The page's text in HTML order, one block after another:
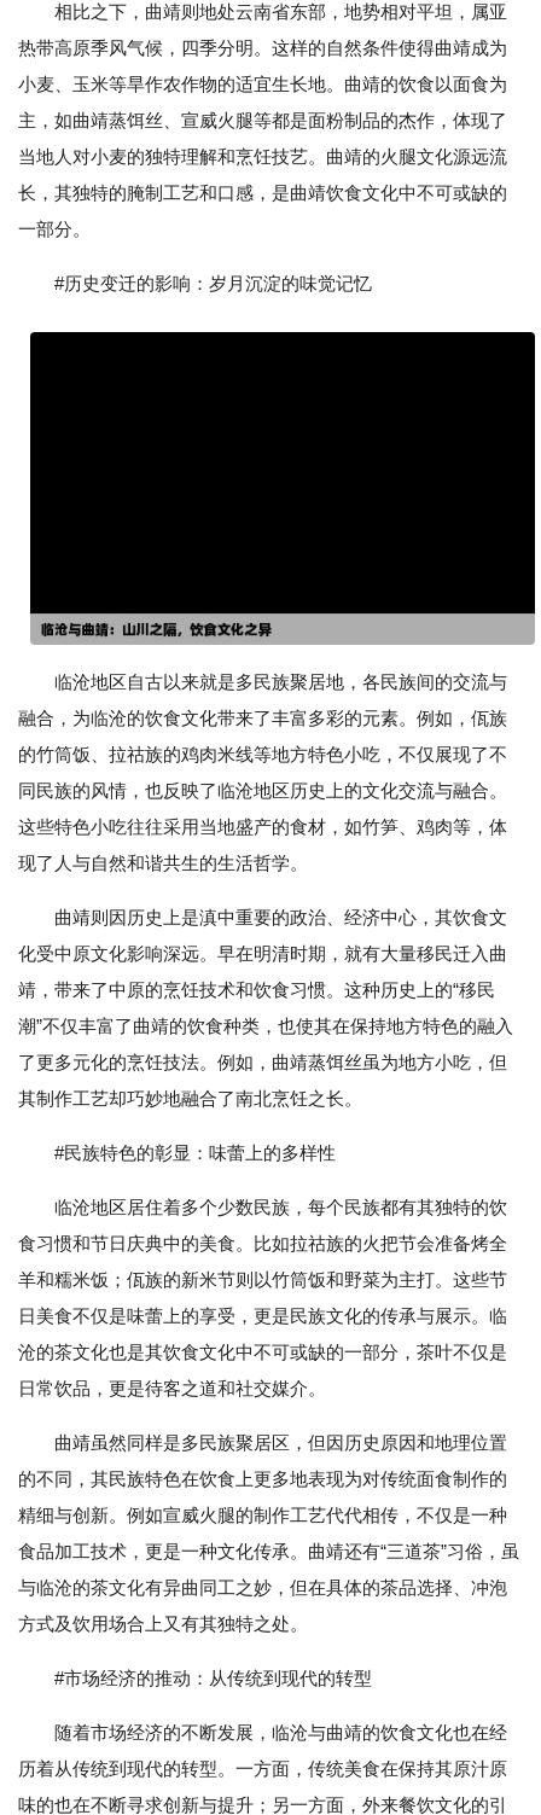
相比之下，曲靖则地处云南省东部，地势相对平坦，属亚
热带高原季风气候，四季分明。这样的自然条件使得曲靖成为
小麦、玉米等旱作农作物的适宜生长地。曲靖的饮食以面食为
主，如曲靖蒸饵丝、宣威火腿等都是面粉制品的杰作，体现了
当地人对小麦的独特理解和烹饪技艺。曲靖的火腿文化源远流
长，其独特的腌制工艺和口感，是曲靖饮食文化中不可或缺的
一部分。
#历史变迁的影响：岁月沉淀的味觉记忆
临沧地区自古以来就是多民族聚居地，各民族间的交流与
融合，为临沧的饮食文化带来了丰富多彩的元素。例如，佤族
的竹筒饭、拉祜族的鸡肉米线等地方特色小吃，不仅展现了不
同民族的风情，也反映了临沧地区历史上的文化交流与融合。
这些特色小吃往往采用当地盛产的食材，如竹笋、鸡肉等，体
现了人与自然和谐共生的生活哲学。
曲靖则因历史上是滇中重要的政治、经济中心，其饮食文
化受中原文化影响深远。早在明清时期，就有大量移民迁入曲
靖，带来了中原的烹饪技术和饮食习惯。这种历史上的“移民
潮”不仅丰富了曲靖的饮食种类，也使其在保持地方特色的融入
了更多元化的烹饪技法。例如，曲靖蒸饵丝虽为地方小吃，但
其制作工艺却巧妙地融合了南北烹饪之长。
#民族特色的彰显：味蕾上的多样性
临沧地区居住着多个少数民族，每个民族都有其独特的饮
食习惯和节日庆典中的美食。比如拉祜族的火把节会准备烤全
羊和糯米饭；佤族的新米节则以竹筒饭和野菜为主打。这些节
日美食不仅是味蕾上的享受，更是民族文化的传承与展示。临
沧的茶文化也是其饮食文化中不可或缺的一部分，茶叶不仅是
日常饮品，更是待客之道和社交媒介。
曲靖虽然同样是多民族聚居区，但因历史原因和地理位置
的不同，其民族特色在饮食上更多地表现为对传统面食制作的
精细与创新。例如宣威火腿的制作工艺代代相传，不仅是一种
食品加工技术，更是一种文化传承。曲靖还有“三道茶”习俗，虽
与临沧的茶文化有异曲同工之妙，但在具体的茶品选择、冲泡
方式及饮用场合上又有其独特之处。
#市场经济的推动：从传统到现代的转型
随着市场经济的不断发展，临沧与曲靖的饮食文化也在经
历着从传统到现代的转型。一方面，传统美食在保持其原汁原
味的也在不断寻求创新与提升；另一方面，外来餐饮文化的引